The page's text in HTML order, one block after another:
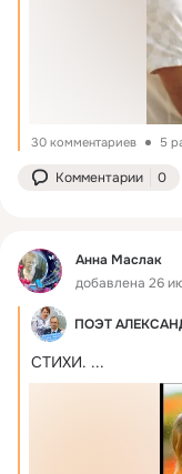
30 комментариев 5
Комментарии 0
Анна Маслак
добавлена 26
ПОЭТ
СТИХИ. ...